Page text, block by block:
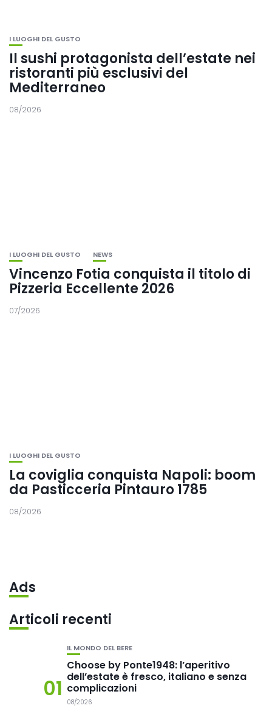
I LUOGHI DEL GUSTO
Il sushi protagonista dell’estate nei
ristoranti più esclusivi del
Mediterraneo
08/2026
I LUOGHI DEL GUSTO NEWS
Vincenzo Fotia conquista il titolo di
Pizzeria Eccellente 2026
07/2026
I LUOGHI DEL GUSTO
La coviglia conquista Napoli: boom
da Pasticceria Pintauro 1785
08/2026
Ads
Articoli recenti
01
IL MONDO DEL BERE
Choose by Ponte1948: l’aperitivo
dell’estate è fresco, italiano e senza
complicazioni
08/2026